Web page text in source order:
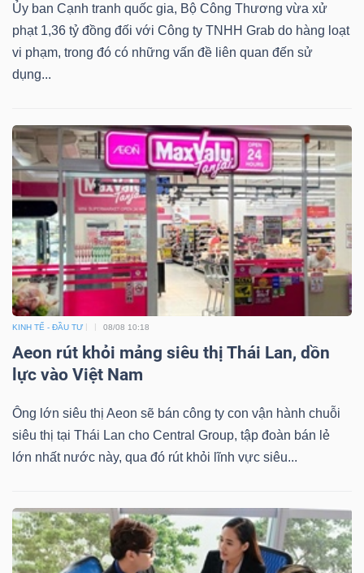
Ủy ban Cạnh tranh quốc gia, Bộ Công Thương vừa xử
phạt 1,36 tỷ đồng đối với Công ty TNHH Grab do hàng loạt
vi phạm, trong đó có những vấn đề liên quan đến sử
dụng...
KINH TẾ - ĐẦU TƯ 08/08 10:18
Aeon rút khỏi mảng siêu thị Thái Lan, dồn
lực vào Việt Nam
Ông lớn siêu thị Aeon sẽ bán công ty con vận hành chuỗi
siêu thị tại Thái Lan cho Central Group, tập đoàn bán lẻ
lớn nhất nước này, qua đó rút khỏi lĩnh vực siêu...